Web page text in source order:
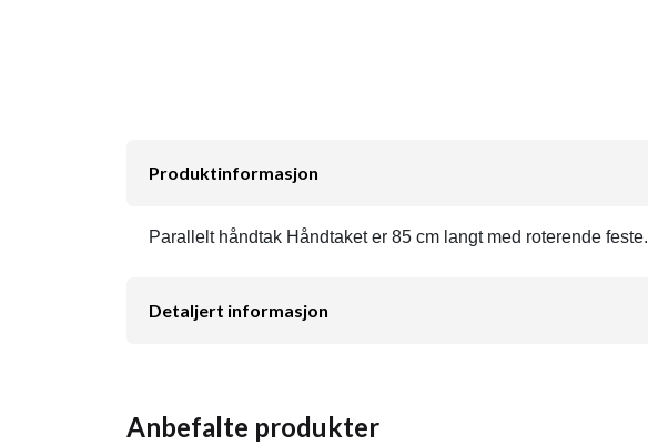
Produktinformasjon
Parallelt håndtak Håndtaket er 85 cm langt med roterende feste.
Detaljert informasjon
Anbefalte produkter